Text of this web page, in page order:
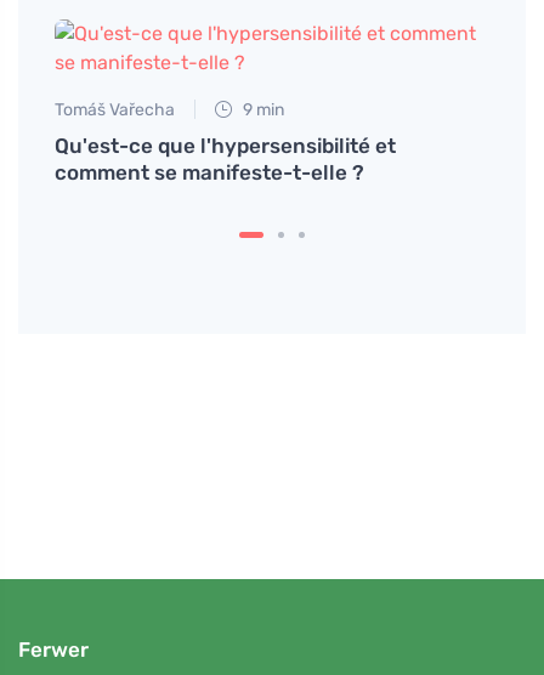
Tomáš Vařecha 9 min
Qu'est-ce que l'hypersensibilité et
comment se manifeste-t-elle ?
Ferwer